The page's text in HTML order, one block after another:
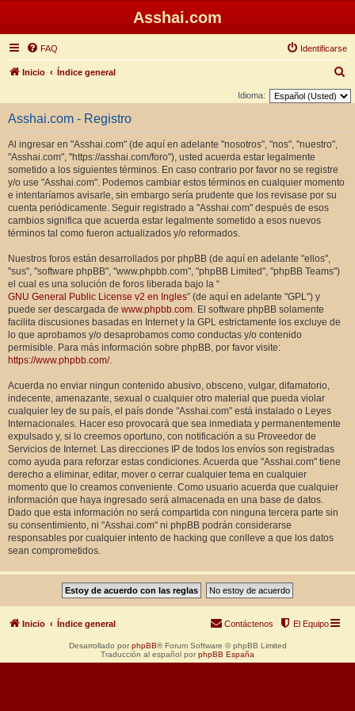
Asshai.com
FAQ Identificarse
Inicio Índice general
u
Idioma:
Asshai.com - Registro
Al ingresar en "Asshai.com" (de aquí en adelante "nosotros", "nos", "nuestro",
"Asshai.com", "https://asshai.com/foro"), usted acuerda estar legalmente
sometido a los siguientes términos. En caso contrario por favor no se registre
y/o use "Asshai.com". Podemos cambiar estos términos en cualquier momento
e intentaríamos avisarle, sin embargo sería prudente que los revisase por su
cuenta periódicamente. Seguir registrado a "Asshai.com" después de esos
cambios significa que acuerda estar legalmente sometido a esos nuevos
términos tal como fueron actualizados y/o reformados.
Nuestros foros están desarrollados por phpBB (de aquí en adelante "ellos",
"sus", "software phpBB", "www.phpbb.com", "phpBB Limited", "phpBB Teams")
el cual es una solución de foros liberada bajo la “
GNU General Public License v2 en Ingles” (de aquí en adelante "GPL") y
puede ser descargada de www.phpbb.com. El software phpBB solamente
facilita discusiones basadas en Internet y la GPL estrictamente los excluye de
lo que aprobamos y/o desaprobamos como conductas y/o contenido
permisible. Para más información sobre phpBB, por favor visite:
https://www.phpbb.com/.
Acuerda no enviar ningun contenido abusivo, obsceno, vulgar, difamatorio,
indecente, amenazante, sexual o cualquier otro material que pueda violar
cualquier ley de su país, el país donde "Asshai.com" está instalado o Leyes
Internacionales. Hacer eso provocará que sea inmediata y permanentemente
expulsado y, si lo creemos oportuno, con notificación a su Proveedor de
Servicios de Internet. Las direcciones IP de todos los envíos son registradas
como ayuda para reforzar estas condiciones. Acuerda que "Asshai.com" tiene
derecho a eliminar, editar, mover o cerrar cualquier tema en cualquier
momento que lo creamos conveniente. Como usuario acuerda que cualquier
información que haya ingresado será almacenada en una base de datos.
Dado que esta información no será compartida con ninguna tercera parte sin
su consentimiento, ni "Asshai.com" ni phpBB podrán considerarse
responsables por cualquier intento de hacking que conlleve a que los datos
sean comprometidos.
Inicio Índice general El Equipo
Contáctenos
Desarrollado por phpBB® Forum Software © phpBB Limited
Traducción al español por phpBB España